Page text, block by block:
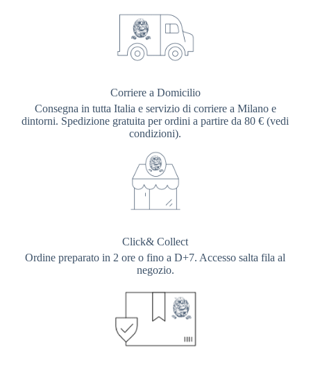
Corriere a Domicilio
Consegna in tutta Italia e servizio di corriere a Milano e
dintorni. Spedizione gratuita per ordini a partire da 80 € (vedi
condizioni).
Click& Collect
Ordine preparato in 2 ore o fino a D+7. Accesso salta fila al
negozio.